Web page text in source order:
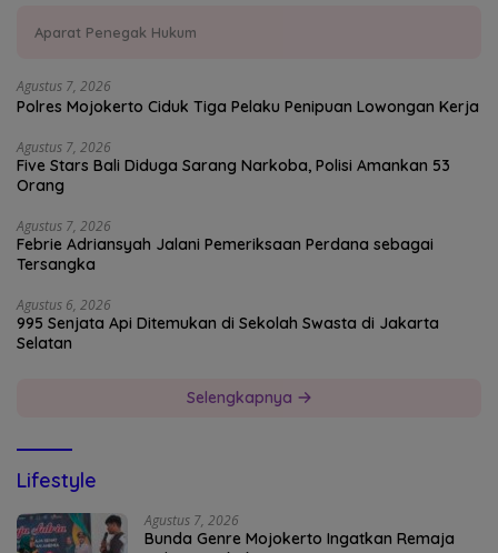
Aparat Penegak Hukum
Agustus 7, 2026
Polres Mojokerto Ciduk Tiga Pelaku Penipuan Lowongan Kerja
Agustus 7, 2026
Five Stars Bali Diduga Sarang Narkoba, Polisi Amankan 53
Orang
Agustus 7, 2026
Febrie Adriansyah Jalani Pemeriksaan Perdana sebagai
Tersangka
Agustus 6, 2026
995 Senjata Api Ditemukan di Sekolah Swasta di Jakarta
Selatan
Selengkapnya
Lifestyle
Agustus 7, 2026
Bunda Genre Mojokerto Ingatkan Remaja